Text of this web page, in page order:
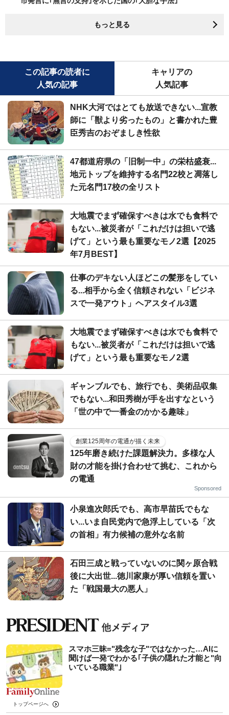
もっと見る
この記事の読者に
人気の記事
キャリアの
人気記事
NHK大河ではとても放送できない...宣教
師に「獣より劣ったもの」と書かれた豊
臣秀吉のおぞましき性欲
47都道府県の「旧制一中」の栄枯盛衰...
地元トップを維持する名門22校と凋落し
た元名門17校の全リスト
大地震でまず確保すべきは水でも食料で
もない...被災者が「これだけは担いで逃
げて」という最も重要なモノ2選【2025
年7月BEST】
仕事のデキない人ほどこの髪形をしてい
る...相手から全く信頼されない「ビジネ
スで一発アウト」ヘアスタイル3選
大地震でまず確保すべきは水でも食料で
もない...被災者が「これだけは担いで逃
げて」という最も重要なモノ2選
ギャンブルでも、旅行でも、美術品収集
でもない...和田秀樹が手を出すなという
「世の中で一番金のかかる趣味」
創業125周年の電通が描く未来
125年磨き続けた課題解決力。多様な人
財の才能を掛け合わせて挑む、これから
の電通
Sponsored
小泉進次郎氏でも、高市早苗氏でもな
い...いま自民党内で急浮上している「次
の首相」有力候補の意外な名前
石田三成と戦っていないのに関ヶ原合戦
後に大出世...徳川家康が厚い信頼を置い
た「戦国最大の悪人」
スマホ三昧="残念な子"ではなかった…AIに
聞けば一発でわかる｢子供の隠れた才能と"向
いている職業"｣
トップページへ